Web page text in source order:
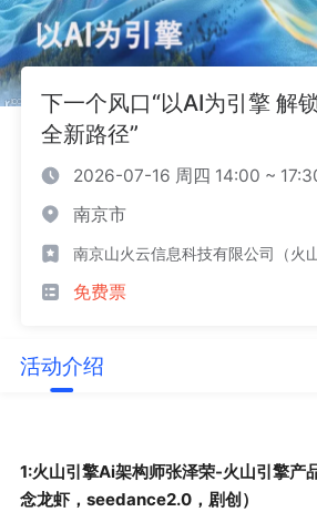
下一个风口“以AI为引擎 解
全新路径”
2026-07-16 周四 14:00 ~
南京市
南京山火云信息科技有限公司（火
免费票
活动介绍
1:火山引擎Ai架构师张泽荣-火山引擎产
念龙虾， seedance2.0，剧创）